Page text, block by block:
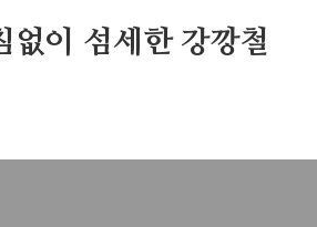
없이 섬세한 강깡철